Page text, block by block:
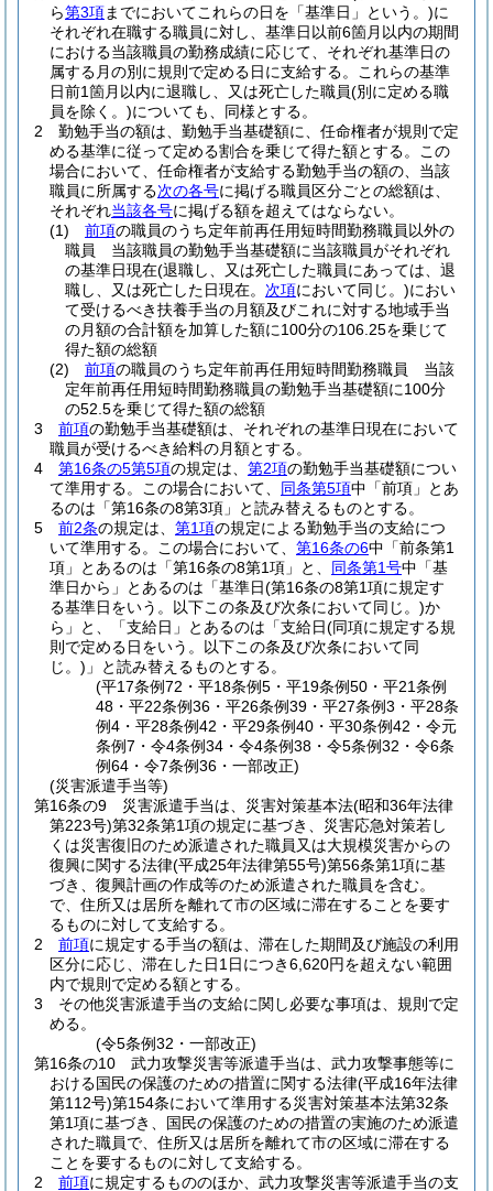
ら第3項までにおいてこれらの日を「基準日」という。)に
それぞれ在職する職員に対し、基準日以前6箇月以内の期間
における当該職員の勤務成績に応じて、それぞれ基準日の
属する月の別に規則で定める日に支給する。
これらの基準
日前1箇月以内に退職し、又は死亡した職員(別に定める職
員を除く。)についても、同様とする。
2
勤勉手当の額は、勤勉手当基礎額に、任命権者が規則で定
める基準に従って定める割合を乗じて得た額とする。
この
場合において、任命権者が支給する勤勉手当の額の、当該
職員に所属する次の各号に掲げる職員区分ごとの総額は、
それぞれ当該各号に掲げる額を超えてはならない。
(1)
前項の職員のうち定年前再任用短時間勤務職員以外の
職員 当該職員の勤勉手当基礎額に当該職員がそれぞれ
の基準日現在(退職し、又は死亡した職員にあっては、退
職し、又は死亡した日現在。 次項において同じ。)におい
て受けるべき扶養手当の月額及びこれに対する地域手当
の月額の合計額を加算した額に100分の106.25を乗じて
得た額の総額
(2)
前項の職員のうち定年前再任用短時間勤務職員 当該
定年前再任用短時間勤務職員の勤勉手当基礎額に100分
の52.5を乗じて得た額の総額
3
前項の勤勉手当基礎額は、それぞれの基準日現在において
職員が受けるべき給料の月額とする。
4
第16条の5第5項の規定は、 第2項の勤勉手当基礎額につい
て準用する。
この場合において、 同条第5項中「前項」とあ
るのは「第16条の8第3項」と読み替えるものとする。
5
前2条の規定は、 第1項の規定による勤勉手当の支給につ
いて準用する。
この場合において、 第16条の6中「前条第1
項」とあるのは「第16条の8第1項」と、 同条第1号中「基
準日から」とあるのは「基準日(第16条の8第1項に規定す
る基準日をいう。以下この条及び次条において同じ。)か
ら」と、「支給日」とあるのは「支給日(同項に規定する規
則で定める日をいう。以下この条及び次条において同
じ。) 」と読み替えるものとする。
(平17条例72・平18条例5・平19条例50・平21条例
48・平22条例36・平26条例39・平27条例3・平28条
例4・平28条例42・平29条例40・平30条例42・令元
条例7・令4条例34・令4条例38・令5条例32・令6条
例64・令7条例36・一部改正)
(災害派遣手当等)
第16条の9
災害派遣手当は、災害対策基本法(昭和36年法律
第223号)第32条第1項の規定に基づき、災害応急対策若し
くは災害復旧のため派遣された職員又は大規模災害からの
復興に関する法律(平成25年法律第55号)第56条第1項に基
づき、復興計画の作成等のため派遣された職員を含む。
で、住所又は居所を離れて市の区域に滞在することを要す
るものに対して支給する。
2
前項に規定する手当の額は、滞在した期間及び施設の利用
区分に応じ、滞在した日1日につき6,620円を超えない範囲
内で規則で定める額とする。
3
その他災害派遣手当の支給に関し必要な事項は、規則で定
める。
(令5条例32・一部改正)
第16条の10
武力攻撃災害等派遣手当は、武力攻撃事態等に
おける国民の保護のための措置に関する法律(平成16年法律
第112号)第154条において準用する災害対策基本法第32条
第1項に基づき、国民の保護のための措置の実施のため派遣
された職員で、住所又は居所を離れて市の区域に滞在する
ことを要するものに対して支給する。
2
前項に規定するもののほか、武力攻撃災害等派遣手当の支